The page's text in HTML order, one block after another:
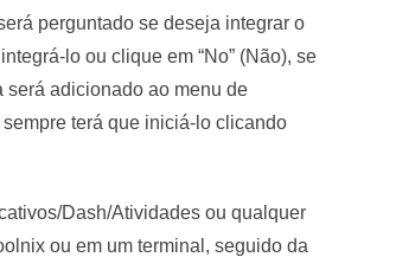
perguntado se deseja integrar o
lo ou clique em “No” (Não), se
será adicionado ao menu de
terá que iniciá-lo clicando
Dash/Atividades ou qualquer
ou em um terminal, seguido da